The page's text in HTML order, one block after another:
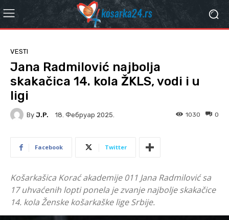
VESTI
Jana Radmilović najbolja
skakačica 14. kola ŽKLS, vodi i u
ligi
By J.P. 18. Фебруар 2025. 0
1030
Facebook Twitter
Košarkašica Korać akademije 011 Jana Radmilović sa
17 uhvaćenih lopti ponela je zvanje najbolje skakačice
14. kola Ženske košarkaške lige Srbije.